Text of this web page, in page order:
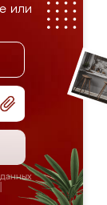
или